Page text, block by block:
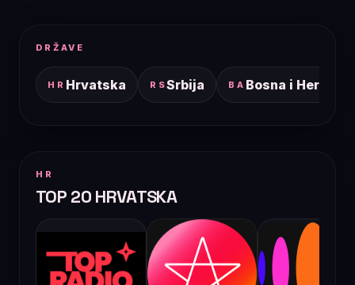
DRŽAVE
HR Hrvatska RSSrbija BA Bosna i
HR
TOP 20 HRVATSKA